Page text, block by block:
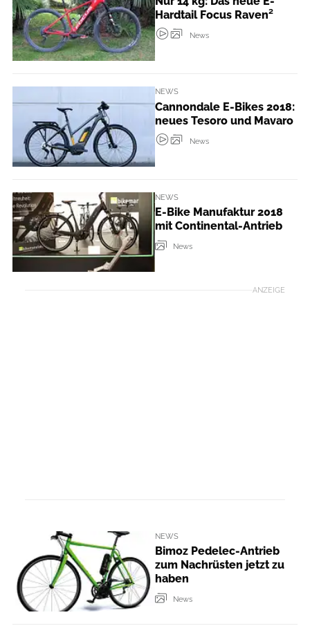
Hardtail Focus Raven²
News
NEWS
Cannondale E-Bikes 2018:
neues Tesoro und Mavaro
News
NEWS
E-Bike Manufaktur 2018
mit Continental-Antrieb
News
ANZEIGE
NEWS
Bimoz Pedelec-Antrieb
zum Nachrüsten jetzt zu
haben
News